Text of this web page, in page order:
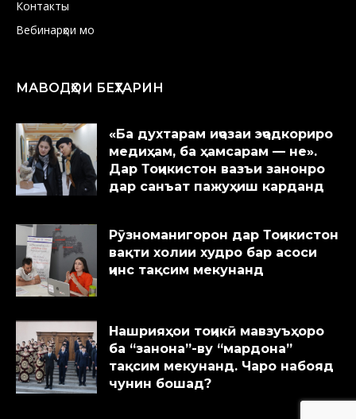
Контакты
Вебинарҳои мо
МАВОДҲОИ БЕҲТАРИН
«Ба духтарам иҷозаи эҷодкориро
медиҳам, ба ҳамсарам — не».
Дар Тоҷикистон вазъи занонро
дар санъат пажуҳиш карданд
Рӯзноманигорон дар Тоҷикистон
вақти холии худро бар асоси
ҷинс тақсим мекунанд
Нашрияҳои тоҷикӣ мавзуъҳоро
ба “занона”-ву “мардона”
тақсим мекунанд. Чаро набояд
чунин бошад?